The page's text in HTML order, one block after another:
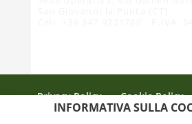
Privacy Policy Cookie Policy
INFORMATIVA SULLA